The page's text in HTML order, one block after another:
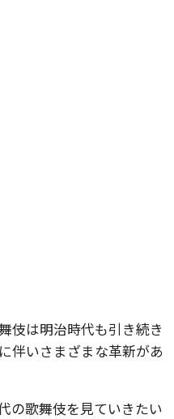
伎は明治時代も引き続き
伴いさまざまな革新があ
の歌舞伎を見ていきたい